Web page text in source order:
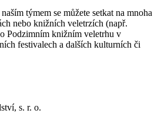
týmem se můžete setkat na mnoha
nebo knižních veletrzích (např.
Podzimním knižním veletrhu v
festivalech a dalších kulturních či
s. r. o.